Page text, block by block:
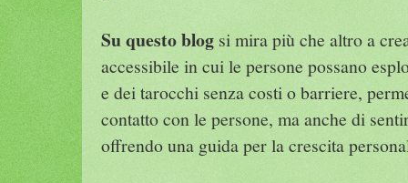
Su questo blog si mira più che altro a
accessibile in cui le persone possano
e dei tarocchi senza costi o barriere,
contatto con le persone, ma anche di
offrendo una guida per la crescita